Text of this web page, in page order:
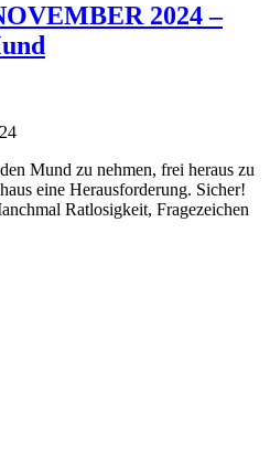
2024 –
Mund zu nehmen, frei heraus zu
eine Herausforderung. Sicher!
Ratlosigkeit, Fragezeichen